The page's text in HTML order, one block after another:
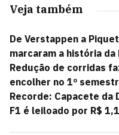
Veja também
De Verstappen a
marcaram a história da
Redução de corridas
encolher no 1º
Recorde: Capacete da
F1 é leiloado por R$